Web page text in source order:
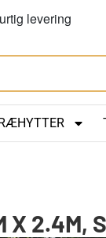
levering
X 2.4M,